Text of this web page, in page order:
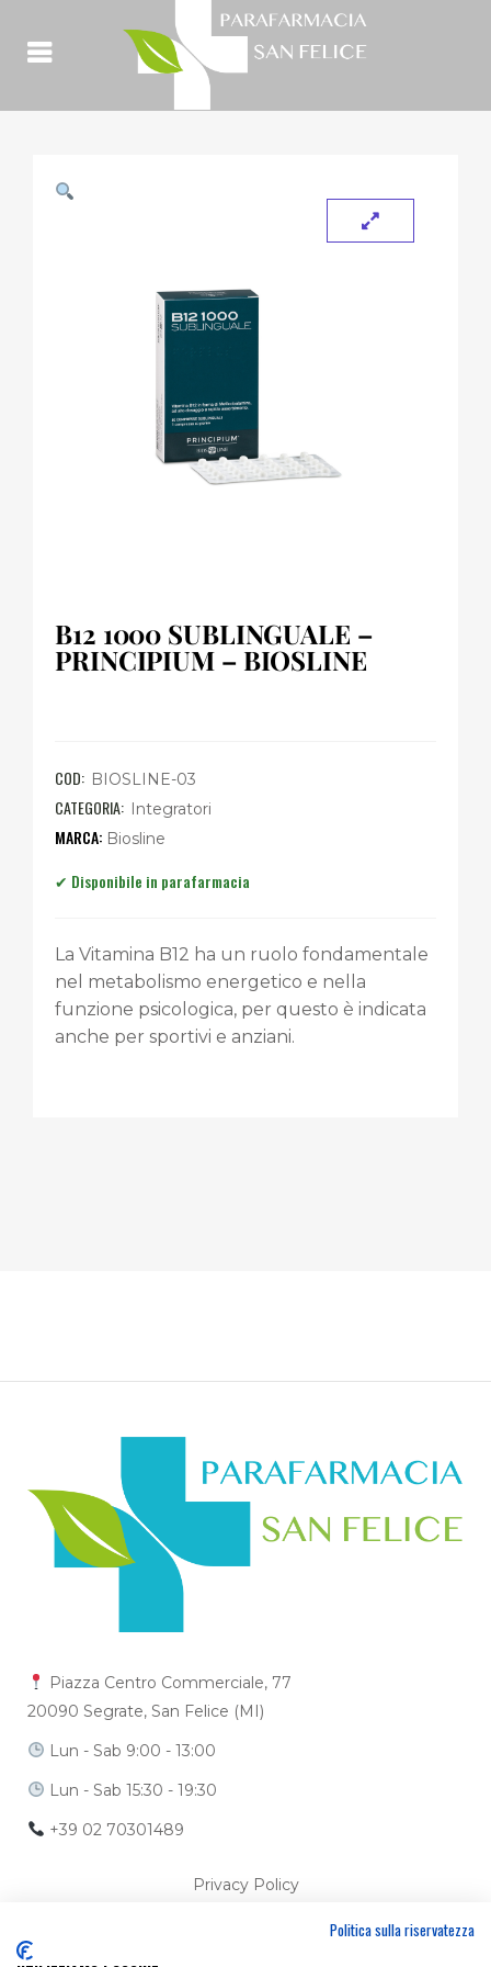
B12 1000 SUBLINGUALE –
PRINCIPIUM – BIOSLINE
COD: BIOSLINE-03
CATEGORIA: Integratori
Biosline
La Vitamina B12 ha un ruolo fondamentale
nel metabolismo energetico e nella
funzione psicologica, per questo è indicata
anche per sportivi e anziani.
Piazza Centro Commerciale, 77
20090 Segrate, San Felice (MI)
Lun - Sab 9:00 - 13:00
Lun - Sab 15:30 - 19:30
+39 02 70301489
Privacy Policy
Politica sulla riservatezza